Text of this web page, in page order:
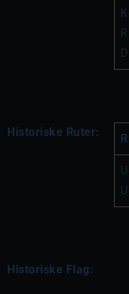
Historiske Ruter:
Historiske Flag: